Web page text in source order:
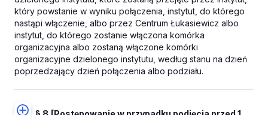
który powstanie w wyniku połączenia, instytut, do którego
nastąpi włączenie, albo przez Centrum Łukasiewicz albo
instytut, do którego zostanie włączona komórka
organizacyjna albo zostaną włączone komórki
organizacyjne dzielonego instytutu, według stanu na dzień
poprzedzający dzień połączenia albo podziału.